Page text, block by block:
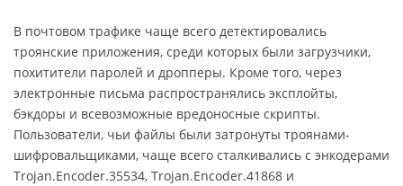
В почтовом трафике чаще всего детектировались
троянские приложения, среди которых были загрузчики,
похитители паролей и дропперы. Кроме того, через
электронные письма распространялись эксплойты,
бэкдоры и всевозможные вредоносные скрипты.
Пользователи, чьи файлы были затронуты троянами-
шифровальщиками, чаще всего сталкивались с энкодерами
Trojan.Encoder.35534, Trojan.Encoder.41868 и